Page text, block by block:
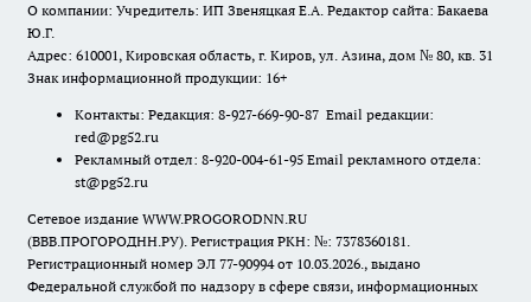
О компании: Учредитель: ИП Звеняцкая Е.А. Редактор сайта: Бакаева
Ю.Г.
Адрес: 610001, Кировская область, г. Киров, ул. Азина, дом № 80, кв. 31
Знак информационной продукции: 16+
Контакты: Редакция: 8-927-669-90-87 Email редакции:
red@pg52.ru
Рекламный отдел: 8-920-004-61-95 Email рекламного отдела:
st@pg52.ru
Сетевое издание WWW.PROGORODNN.RU
(ВВВ.ПРОГОРОДНН.РУ). Регистрация РКН: №: 7378360181.
Регистрационный номер ЭЛ 77-90994 от 10.03.2026., выдано
Федеральной службой по надзору в сфере связи, информационных